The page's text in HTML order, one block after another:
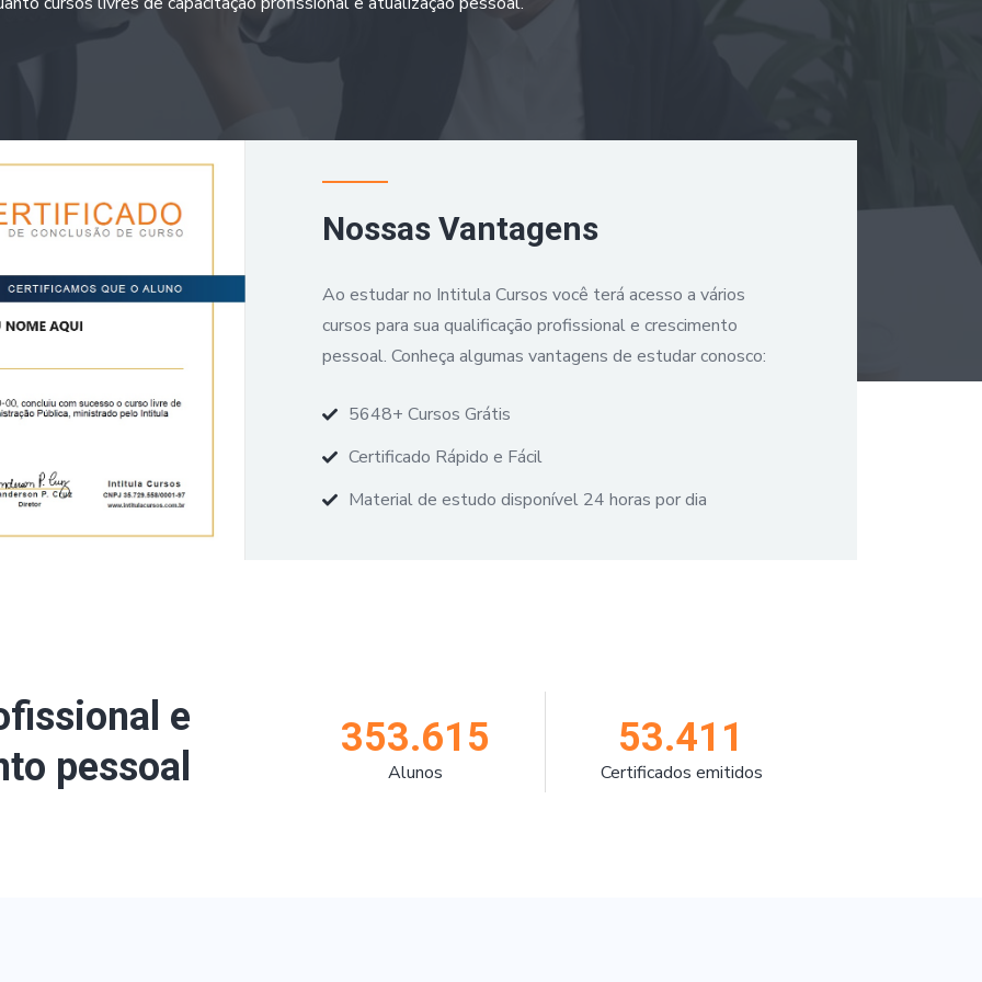
Nossas Vantagens
Ao estudar no Intitula Cursos você terá acesso a vários
cursos para sua qualificação profissional e crescimento
pessoal. Conheça algumas vantagens de estudar conosco:
5648+ Cursos Grátis
Certificado Rápido e Fácil
Material de estudo disponível 24 horas por dia
e
pessoal
353.615
Alunos
53.411
Certificados emitidos